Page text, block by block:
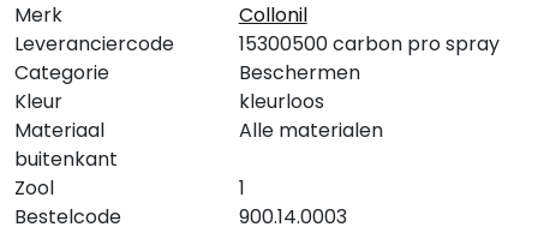
Merk
Collonil
Leveranciercode
15300500 carbon pro spray
Categorie
Beschermen
Kleur
kleurloos
Materiaal
buitenkant
Alle materialen
Zool
1
Bestelcode
900.14.0003